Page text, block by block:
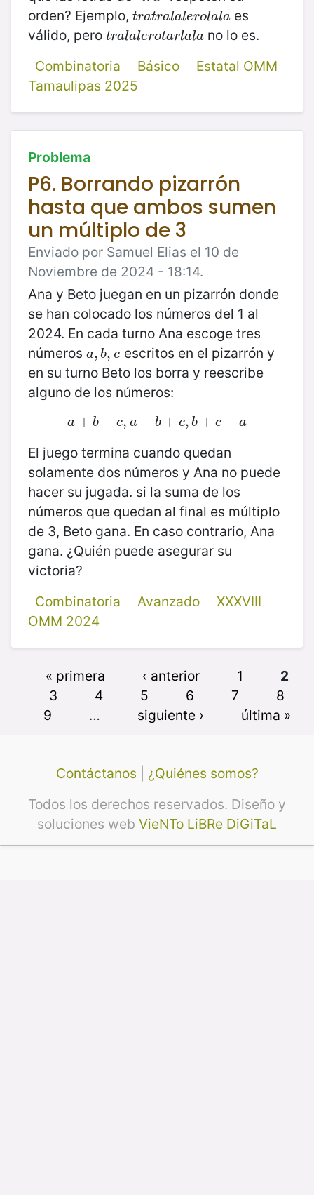
orden? Ejemplo, tratralalerolala
tratralalerolala es
válido, pero tralalerotarlala
tralalerotarlala no lo es.
Combinatoria
Básico
Estatal OMM
Tamaulipas 2025
Problema
P6. Borrando pizarrón
hasta que ambos sumen
un múltiplo de 3
Enviado por Samuel Elias el 10 de
Noviembre de 2024 - 18:14.
Ana y Beto juegan en un pizarrón donde
se han colocado los números del 1 al
2024. En cada turno Ana escoge tres
números a, b, c
a,b,c escritos en el pizarrón y
en su turno Beto los borra y reescribe
alguno de los números:
a + b − c, a − b + c, b + c − a
a+b −c,a− b +c ,b+ c−a
El juego termina cuando quedan
solamente dos números y Ana no puede
hacer su jugada. si la suma de los
números que quedan al final es múltiplo
de 3, Beto gana. En caso contrario, Ana
gana. ¿Quién puede asegurar su
victoria?
Combinatoria
Avanzado
XXXVIII
OMM 2024
« primera ‹ anterior 1
2
3
4 5 6 7
8
9
… siguiente › última »
Contáctanos
¿Quiénes somos?
Todos los derechos reservados. Diseño y
soluciones web VieNTo LiBRe DiGiTaL